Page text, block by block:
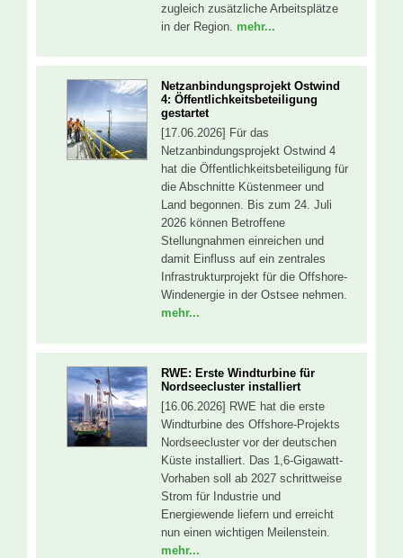
zugleich zusätzliche Arbeitsplätze
in der Region. mehr...
Netzanbindungsprojekt Ostwind
4: Öffentlichkeitsbeteiligung
gestartet
[17.06.2026] Für das
Netzanbindungsprojekt Ostwind 4
hat die Öffentlichkeitsbeteiligung für
die Abschnitte Küstenmeer und
Land begonnen. Bis zum 24. Juli
2026 können Betroffene
Stellungnahmen einreichen und
damit Einfluss auf ein zentrales
Infrastrukturprojekt für die Offshore-
Windenergie in der Ostsee nehmen.
mehr...
RWE: Erste Windturbine für
Nordseecluster installiert
[16.06.2026] RWE hat die erste
Windturbine des Offshore-Projekts
Nordseecluster vor der deutschen
Küste installiert. Das 1,6-Gigawatt-
Vorhaben soll ab 2027 schrittweise
Strom für Industrie und
Energiewende liefern und erreicht
nun einen wichtigen Meilenstein.
mehr...